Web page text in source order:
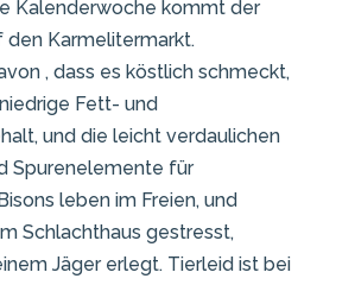
Kalenderwoche kommt der
den Karmelitermarkt.
, dass es köstlich schmeckt,
Fett- und
und die leicht verdaulichen
Spurenelemente für
leben im Freien, und
Schlachthaus gestresst,
Jäger erlegt. Tierleid ist bei